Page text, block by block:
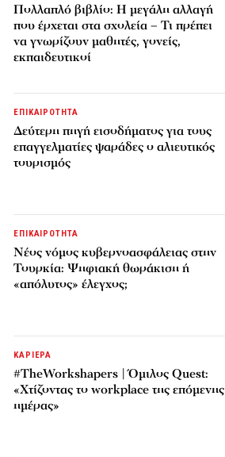
Πολλαπλό βιβλίο: Η μεγάλη αλλαγή
που έρχεται στα σχολεία – Τι πρέπει
να γνωρίζουν μαθητές, γονείς,
εκπαιδευτικοί
ΕΠΙΚΑΙΡΟΤΗΤΑ
Δεύτερη πηγή εισοδήματος για τους
επαγγελματίες ψαράδες ο αλιευτικός
τουρισμός
ΕΠΙΚΑΙΡΟΤΗΤΑ
Νέος νόμος κυβερνοασφάλειας στην
Τουρκία: Ψηφιακή θωράκιση ή
«απόλυτος» έλεγχος;
ΚΑΡΙΕΡΑ
#TheWorkshapers | Όμιλος Quest:
«Χτίζοντας το workplace της επόμενης
ημέρας»